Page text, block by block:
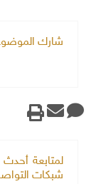
شارك
لمتابعة أحدث
شبكات